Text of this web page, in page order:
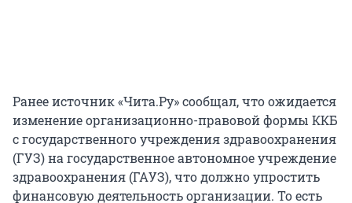
Ранее источник «Чита.Ру» сообщал, что ожидается
изменение организационно-правовой формы ККБ
с государственного учреждения здравоохранения
(ГУЗ) на государственное автономное учреждение
здравоохранения (ГАУЗ), что должно упростить
финансовую деятельность организации. То есть